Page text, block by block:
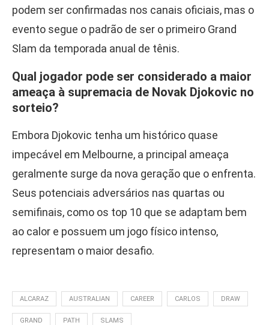
podem ser confirmadas nos canais oficiais, mas o
evento segue o padrão de ser o primeiro Grand
Slam da temporada anual de tênis.
Qual jogador pode ser considerado a maior
ameaça à supremacia de Novak Djokovic no
sorteio?
Embora Djokovic tenha um histórico quase
impecável em Melbourne, a principal ameaça
geralmente surge da nova geração que o enfrenta.
Seus potenciais adversários nas quartas ou
semifinais, como os top 10 que se adaptam bem
ao calor e possuem um jogo físico intenso,
representam o maior desafio.
ALCARAZ AUSTRALIAN CAREER CARLOS DRAW
GRAND PATH SLAMS